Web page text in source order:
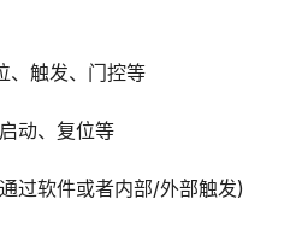
、触发、门控等
动、复位等
过软件或者内部/外部触发)